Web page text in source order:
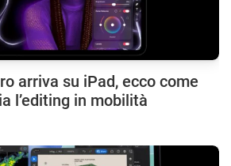
arriva su iPad, ecco come
l’editing in mobilità